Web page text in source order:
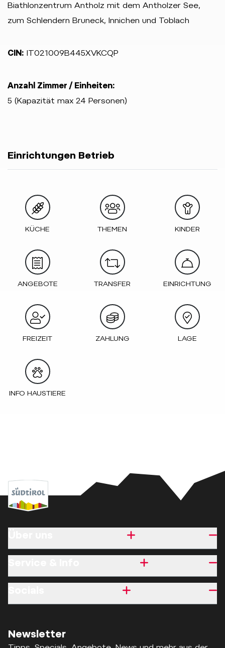
Biathlonzentrum Antholz mit dem Antholzer See,
zum Schlendern Bruneck, Innichen und Toblach
CIN: IT021009B445XVKCQP
Anzahl Zimmer / Einheiten:
5 (Kapazität max 24 Personen)
Einrichtungen Betrieb
KÜCHE THEMEN KINDER
ANGEBOTE TRANSFER EINRICHTUNG
FREIZEIT ZAHLUNG LAGE
INFO HAUSTIERE
Newsletter